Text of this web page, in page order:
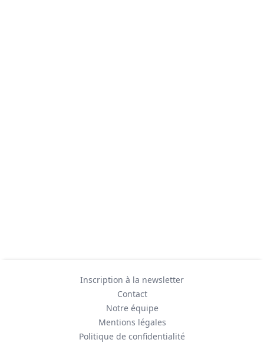
Inscription à la newsletter
Contact
Notre équipe
Mentions légales
Politique de confidentialité